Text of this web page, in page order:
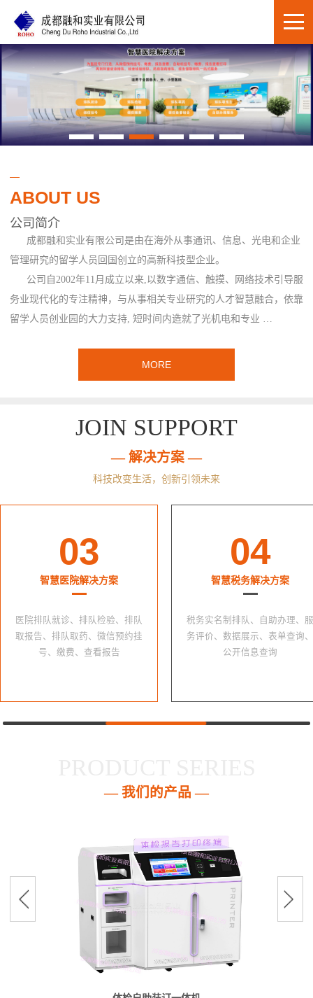
ABOUT US
公司简介
成都融和实业有限公司是由在海外从事通讯、信息、光电和企业
管理研究的留学人员回国创立的高新科技型企业。
公司自2002年11月成立以来,以数字通信、触摸、网络技术引导服
务业现代化的专注精神，与从事相关专业研究的人才智慧融合，依靠
留学人员创业园的大力支持, 短时间内造就了光机电和专业 …
MORE
JOIN SUPPORT
— 解决方案 —
科技改变生活，创新引领未来
03
智慧医院解决方案
医院排队就诊、排队检验、排队
取报告、排队取药、微信预约挂
号、缴费、查看报告
04
智慧税务解决方案
税务实名制排队、自助办理、服
务评价、数据展示、表单查询、
公开信息查询
— 我们的产品 —